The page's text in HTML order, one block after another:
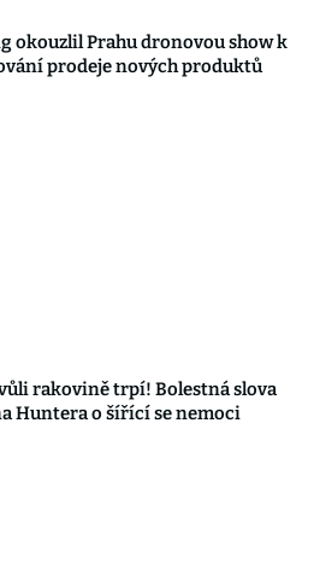
okouzlil Prahu dronovou show k
prodeje nových produktů
rakovině trpí! Bolestná slova
Huntera o šířící se nemoci